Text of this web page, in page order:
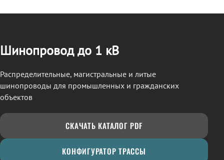
Шинопровод до 1 кВ
Распределительные, магистральные и литые
шинопроводы для промышленных и гражданских
объектов
СКАЧАТЬ КАТАЛОГ PDF
КОНФИГУРАТОР ТРАССЫ